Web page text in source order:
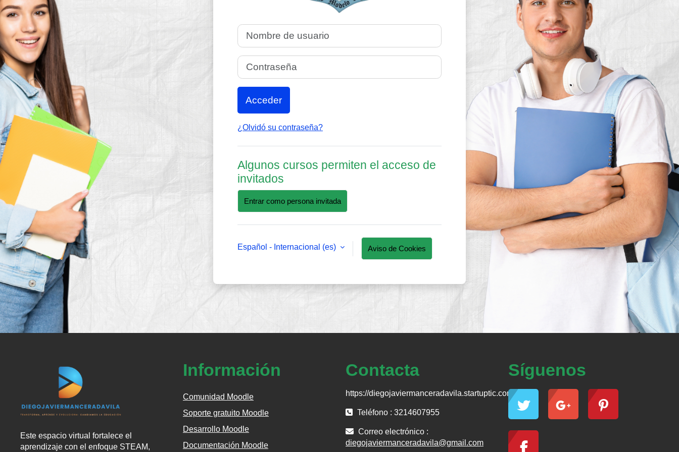
Nombre de usuario
Contraseña
Acceder
¿Olvidó su contraseña?
Algunos cursos permiten el acceso de
invitados
Entrar como persona invitada
Español - Internacional ‎(es)‎ Aviso de Cookies
Este espacio virtual fortalece el
aprendizaje con el enfoque STEAM,
Información
Comunidad Moodle
Soporte gratuito Moodle
Desarrollo Moodle
Documentación Moodle
Contacta
https://diegojaviermanceradavila.startuptic.com/
Teléfono : 3214607955
Correo electrónico :
diegojaviermanceradavila@gmail.com
Síguenos